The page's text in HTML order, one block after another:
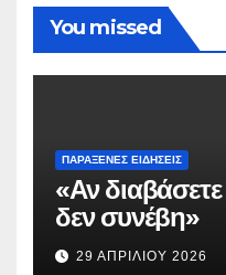
You missed
ΠΑΡΆΞΕΝΕΣ ΕΙΔΉΣΕΙΣ
«Αν
δεν συνέβη»
29 ΑΠΡΙΛΊΟΥ 2026